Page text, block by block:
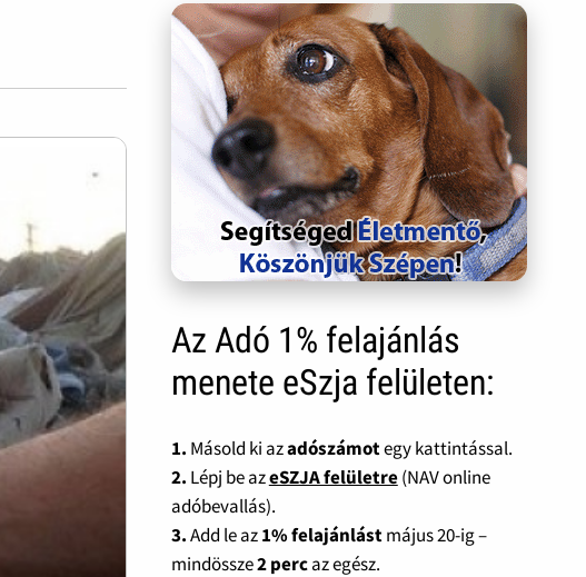
Az Adó 1% felajánlás
menete eSzja felületen:
1. Másold ki azadószámotegy kattintással.
2. Lépj be azeSZJA felületre(NAV online
adóbevallás).
3.Add le az1% felajánlástmájus 20-ig –
mindössze2 percaz egész.